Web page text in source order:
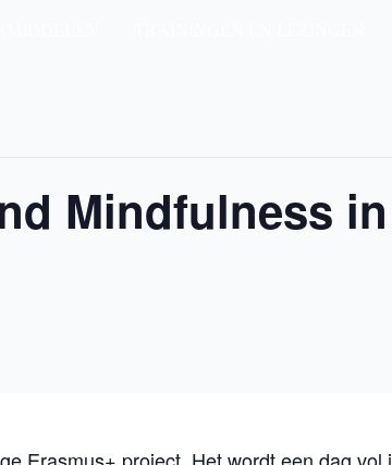
Mindfulness